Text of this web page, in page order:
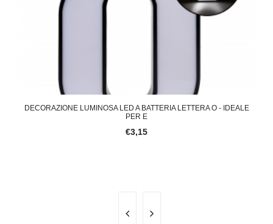
DECORAZIONE LUMINOSA LED A BATTERIA LETTERA O - IDEALE
PER E
€3,15